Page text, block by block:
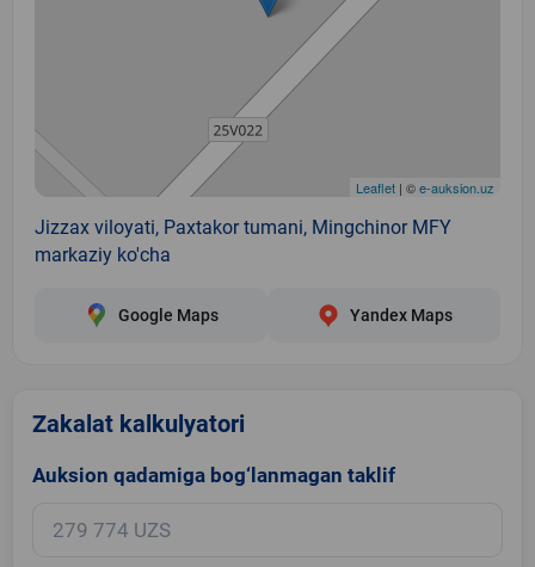
Leaflet | ©e-auksion.uz
Jizzax viloyati, Paxtakor tumani, Mingchinor MFY
markaziy ko'cha
Google Maps Yandex Maps
Zakalat kalkulyatori
Auksion qadamiga bog‘lanmagan taklif